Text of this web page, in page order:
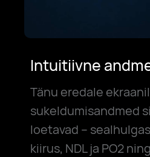
Intuitiivne
Tänu eredale
sukeldumisandmed
loetavad –
kiirus, NDL ja PO2